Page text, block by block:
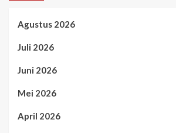
Agustus 2026
Juli 2026
Juni 2026
Mei 2026
April 2026